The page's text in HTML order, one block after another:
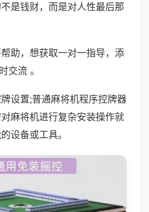
是钱财，而是对人性最后那
助，想获取一对一指导，添
交流 。
设置;普通麻将机程序控牌器
麻将机进行复杂安装操作就
设备或工具。